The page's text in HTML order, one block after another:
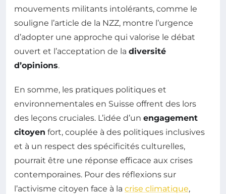
mouvements militants intolérants, comme le
souligne l’article de la NZZ, montre l’urgence
d’adopter une approche qui valorise le débat
ouvert et l’acceptation de la diversité
d’opinions.
En somme, les pratiques politiques et
environnementales en Suisse offrent des lors
des leçons cruciales. L’idée d’un engagement
citoyen fort, couplée à des politiques inclusives
et à un respect des spécificités culturelles,
pourrait être une réponse efficace aux crises
contemporaines. Pour des réflexions sur
l’activisme citoyen face à la crise climatique,